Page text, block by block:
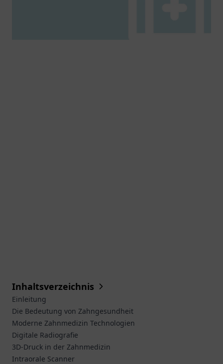
Inhaltsverzeichnis
Einleitung
Die Bedeutung von Zahngesundheit
Moderne Zahnmedizin Technologien
Digitale Radiografie
3D-Druck in der Zahnmedizin
Intraorale Scanner